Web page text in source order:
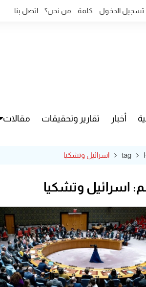
تسجيل الدخول كلمة من نحن؟ اتصل بنا
أخبار تقارير وتحقيقات مقالات
tag اسرائيل وتشكيا
اسرائيل وتشكيا